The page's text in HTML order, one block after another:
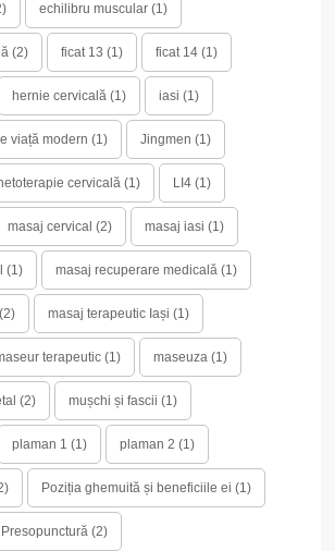
echilibru muscular (1)
(2) ficat 13 (1) ficat 14 (1)
hernie cervicală (1) iasi (1)
viață modern (1) Jingmen (1)
cervicală (1) LI4 (1)
masaj cervical (2) masaj iasi (1)
(1) masaj recuperare medicală (1)
(2) masaj terapeutic Iași (1)
terapeutic (1) maseuza (1)
(2) mușchi și fascii (1)
plaman 1 (1) plaman 2 (1)
Poziția ghemuită și beneficiile ei (1)
Presopunctură (2)